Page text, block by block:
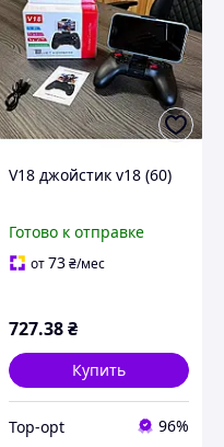
V18 джойстик v18 (60)
Готово к отправке
от73₴/мес
727.38₴
Купить
Top-opt 96%